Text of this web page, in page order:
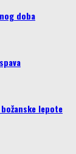
doba
lepote